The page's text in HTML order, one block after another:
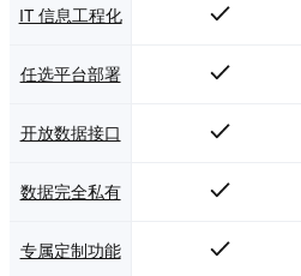
IT 信息工程化
任选平台部署
开放数据接口
数据完全私有
专属定制功能